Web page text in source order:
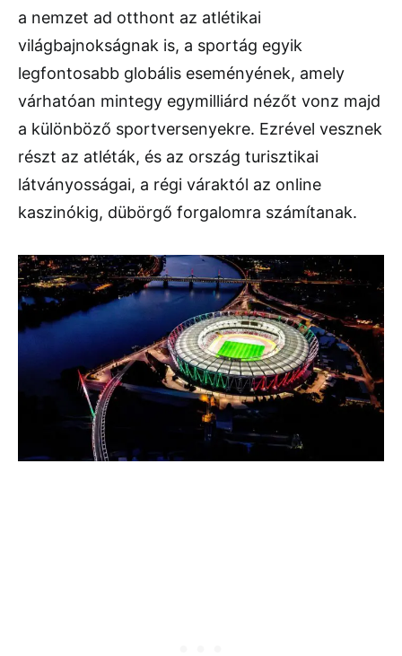
a nemzet ad otthont az atlétikai
világbajnokságnak is, a sportág egyik
legfontosabb globális eseményének, amely
várhatóan mintegy egymilliárd nézőt vonz majd
a különböző sportversenyekre. Ezrével vesznek
részt az atléták, és az ország turisztikai
látványosságai, a régi váraktól az online
kaszinókig, dübörgő forgalomra számítanak.